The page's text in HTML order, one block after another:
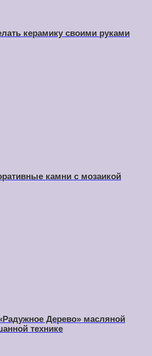
керамику своими руками
камни с мозаикой
Дерево» масляной
технике